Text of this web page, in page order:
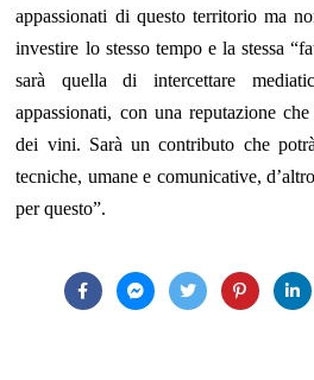
appassionati di questo territorio ma
investire lo stesso tempo e la stessa
sarà quella di intercettare
appassionati, con una reputazione
dei vini. Sarà un contributo che
tecniche, umane e comunicative,
per questo”.